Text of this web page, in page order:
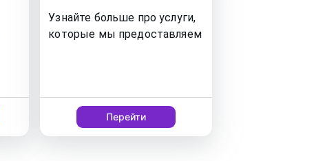
Узнайте больше про услуги,
которые мы предоставляем
Перейти